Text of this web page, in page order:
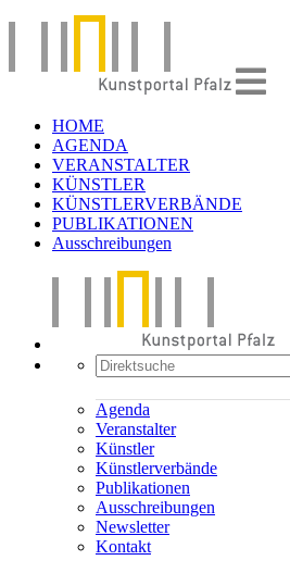
HOME
AGENDA
VERANSTALTER
KÜNSTLER
KÜNSTLERVERBÄNDE
PUBLIKATIONEN
Ausschreibungen
Agenda
Veranstalter
Künstler
Künstlerverbände
Publikationen
Ausschreibungen
Newsletter
Kontakt